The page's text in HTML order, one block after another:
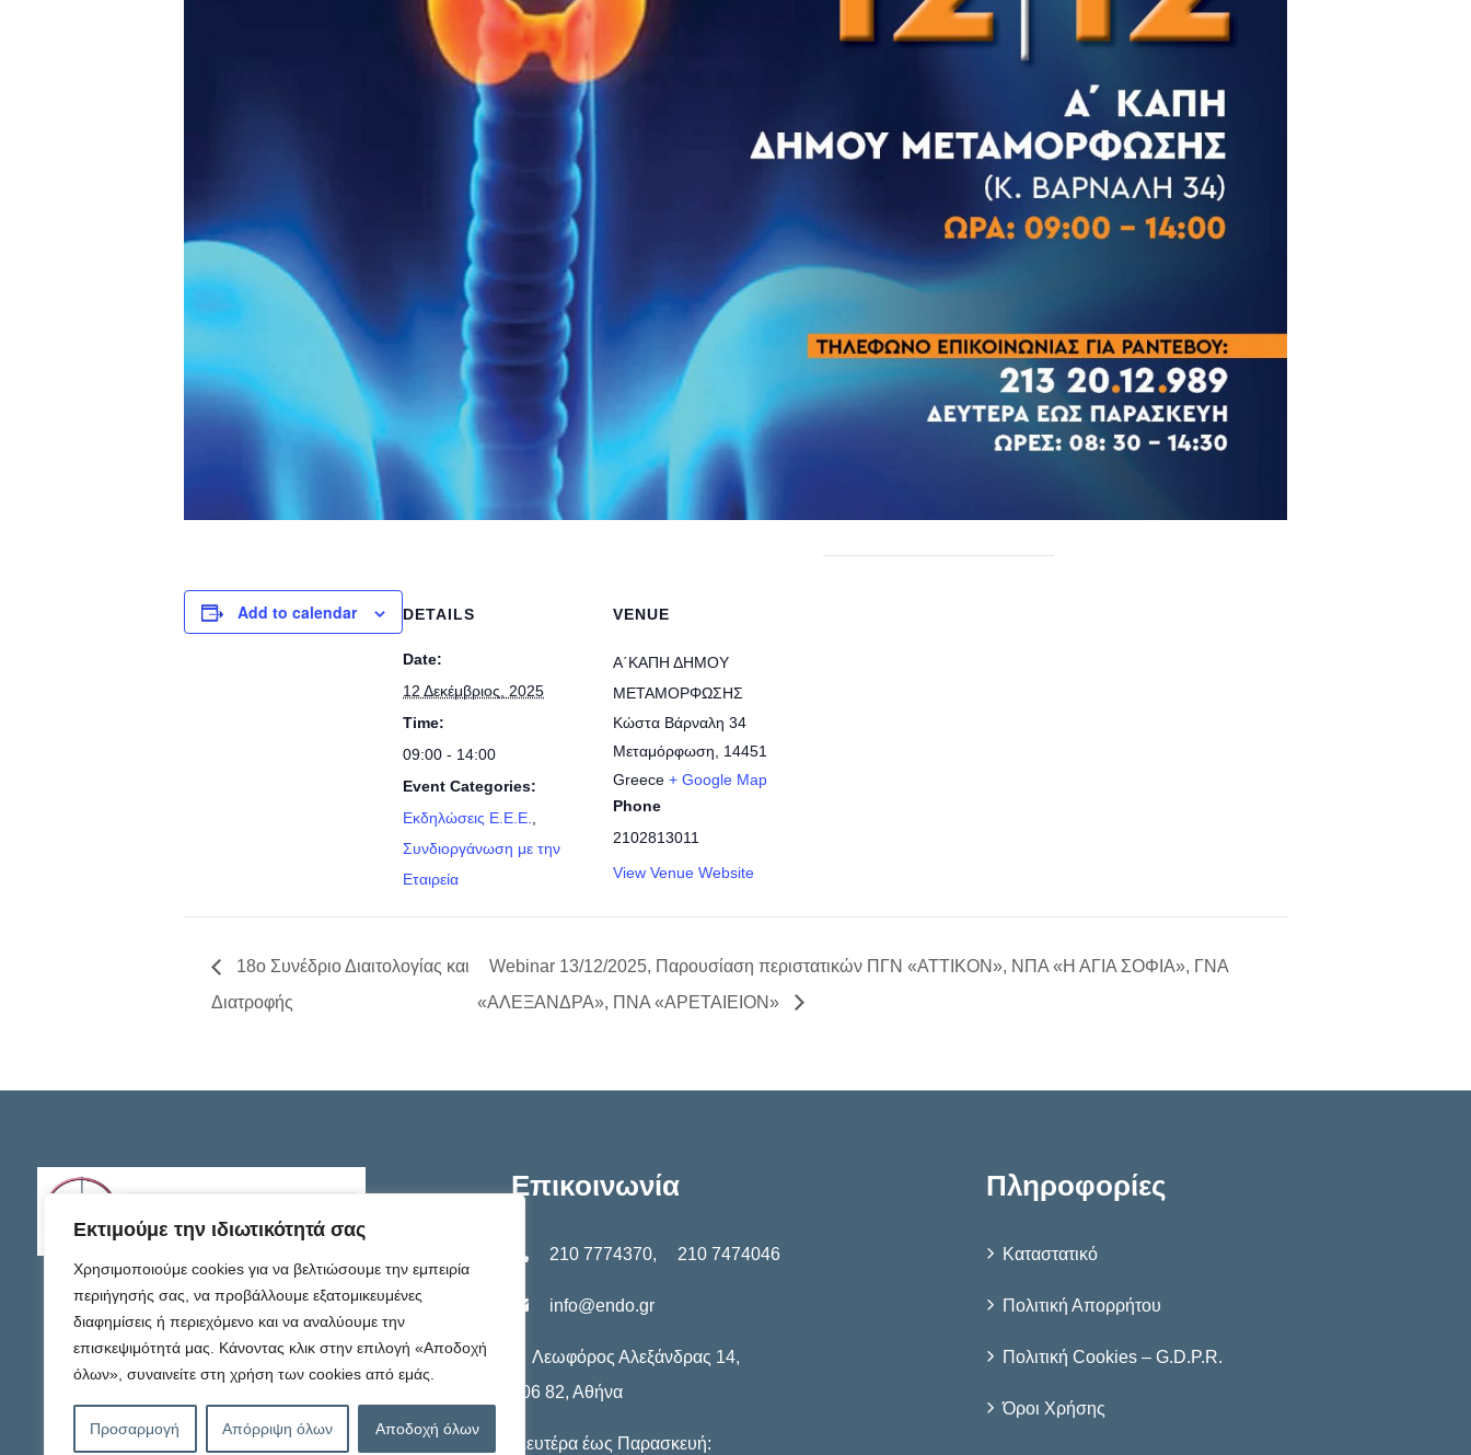
Εκτιμούμε την ιδιωτικότητά σας
Χρησιμοποιούμε cookies για να βελτιώσουμε την εμπειρία
περιήγησής σας, να προβάλλουμε εξατομικευμένες
διαφημίσεις ή περιεχόμενο και να αναλύουμε την
επισκεψιμότητά μας. Κάνοντας κλικ στην επιλογή «Αποδοχή
όλων», συναινείτε στη χρήση των cookies από εμάς.
Προσαρμογή Απόρριψη όλων Αποδοχή όλων
Add to calendar DETAILS
Date:
12 Δεκέμβριος, 2025
Time:
09:00 - 14:00
Event Categories:
Εκδηλώσεις E.E.E.
Συνδιοργάνωση με την
Εταιρεία
VENUE
A΄ΚΑΠΗ ΔΗΜΟΥ
ΜΕΤΑΜΟΡΦΩΣΗΣ
Κώστα Βάρναλη 34
Μεταμόρφωση
14451
Greece + Google Map
Phone
2102813011
View Venue Website
18ο Συνέδριο Διαιτολογίας και
Διατροφής
Webinar 13/12/2025, Παρουσίαση περιστατικών ΠΓΝ «ΑΤΤΙΚΟΝ», ΝΠΑ «Η ΑΓΙΑ ΣΟΦΙΑ», ΓΝΑ
«ΑΛΕΞΑΝΔΡΑ», ΠΝΑ «ΑΡΕΤΑΙΕΙΟΝ»
Επικοινωνία
210 7774370, 210 7474046
info@endo.gr
Λεωφόρος Αλεξάνδρας 14,
106 82, Αθήνα
Δευτέρα έως Παρασκευή:
Πληροφορίες
Καταστατικό
Πολιτική Απορρήτου
Πολιτική Cookies – G.D.P.R.
Όροι Χρήσης